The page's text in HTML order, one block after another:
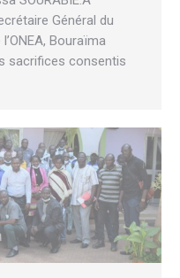
Général du
Bouraïma
sacrifices consentis